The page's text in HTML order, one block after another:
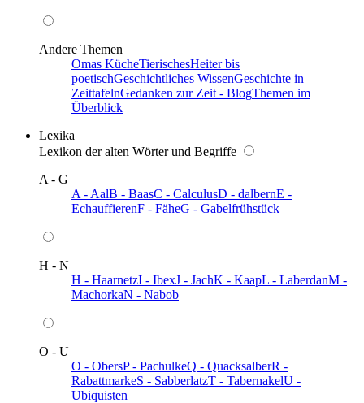
Andere Themen
Omas KücheTierischesHeiter bis
poetischGeschichtliches WissenGeschichte in
ZeittafelnGedanken zur Zeit - BlogThemen im
Überblick
Lexika
Lexikon der alten Wörter und Begriffe
A - G
A - AalB - BaasC - CalculusD - dalbernE -
EchauffierenF - FäheG - Gabelfrühstück
H - N
H - HaarnetzI - IbexJ - JachK - KaapL - LaberdanM -
MachorkaN - Nabob
O - U
O - ObersP - PachulkeQ - QuacksalberR -
RabattmarkeS - SabberlatzT - TabernakelU -
Ubiquisten